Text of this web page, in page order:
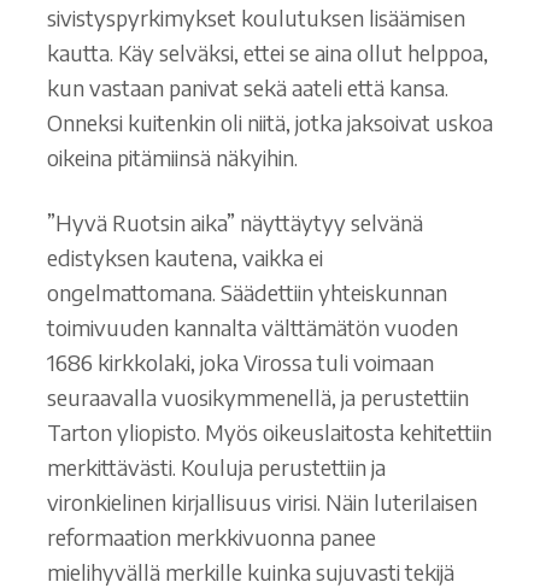
sivistyspyrkimykset koulutuksen lisäämisen
kautta. Käy selväksi, ettei se aina ollut helppoa,
kun vastaan panivat sekä aateli että kansa.
Onneksi kuitenkin oli niitä, jotka jaksoivat uskoa
oikeina pitämiinsä näkyihin.
”Hyvä Ruotsin aika” näyttäytyy selvänä
edistyksen kautena, vaikka ei
ongelmattomana. Säädettiin yhteiskunnan
toimivuuden kannalta välttämätön vuoden
1686 kirkkolaki, joka Virossa tuli voimaan
seuraavalla vuosikymmenellä, ja perustettiin
Tarton yliopisto. Myös oikeuslaitosta kehitettiin
merkittävästi. Kouluja perustettiin ja
vironkielinen kirjallisuus virisi. Näin luterilaisen
reformaation merkkivuonna panee
mielihyvällä merkille kuinka sujuvasti tekijä